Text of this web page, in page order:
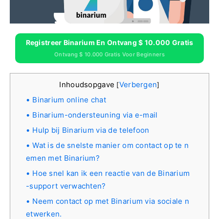
Registreer Binarium En Ontvang $ 10.000 Gratis
Ontvang $ 10.000 Gratis Voor Beginners
Inhoudsopgave [Verbergen]
Binarium online chat
Binarium-ondersteuning via e-mail
Hulp bij Binarium via de telefoon
Wat is de snelste manier om contact op te n
emen met Binarium?
Hoe snel kan ik een reactie van de Binarium
-support verwachten?
Neem contact op met Binarium via sociale n
etwerken.